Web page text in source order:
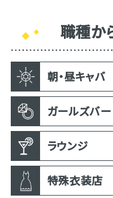
職種か
朝・昼キャバ
ガールズバー
ラウンジ
特殊衣装店